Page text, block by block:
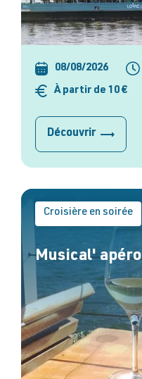
08/08/2026
À partir de 10 €
Découvrir
Croisière en soirée
Musical' apéro